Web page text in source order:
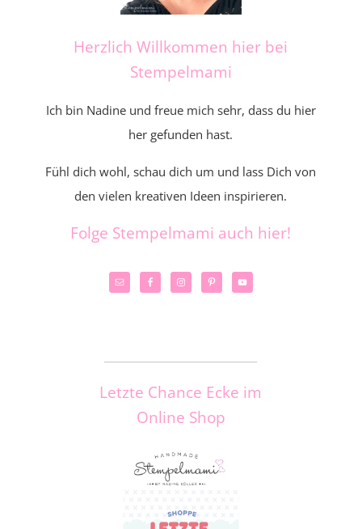
Herzlich Willkommen hier bei
Stempelmami
Ich bin Nadine und freue mich sehr, dass du hier
her gefunden hast.
Fühl dich wohl, schau dich um und lass Dich von
den vielen kreativen Ideen inspirieren.
Folge Stempelmami auch hier!
Letzte Chance Ecke im
Online Shop